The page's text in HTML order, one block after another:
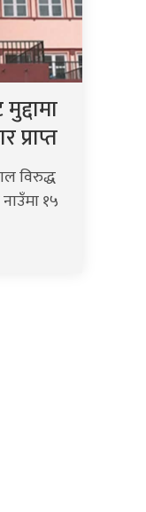
प्राप्त
विरुद्ध
१५